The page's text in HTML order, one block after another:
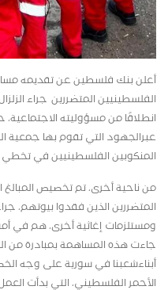
أعلن بنك فلسطين عن تقديمه
الفلسطينيين المتضررين جراء
انطلاقًا من مسؤوليته
عبرالجهود التي تقوم بها جمعية
المنكوبين الفلسطينيين في تخطي
من ناحية أخرى، تم تخصيص المبالغ
المتضررين الذين فقدوا بيوتهم،
ومستلزمات إغاثية أخرى، هم في
جاءت هذه المساهمة بمبادرة من
أبناءشعبنا في سورية على وجه
الأحمر الفلسطيني، التي بدأت